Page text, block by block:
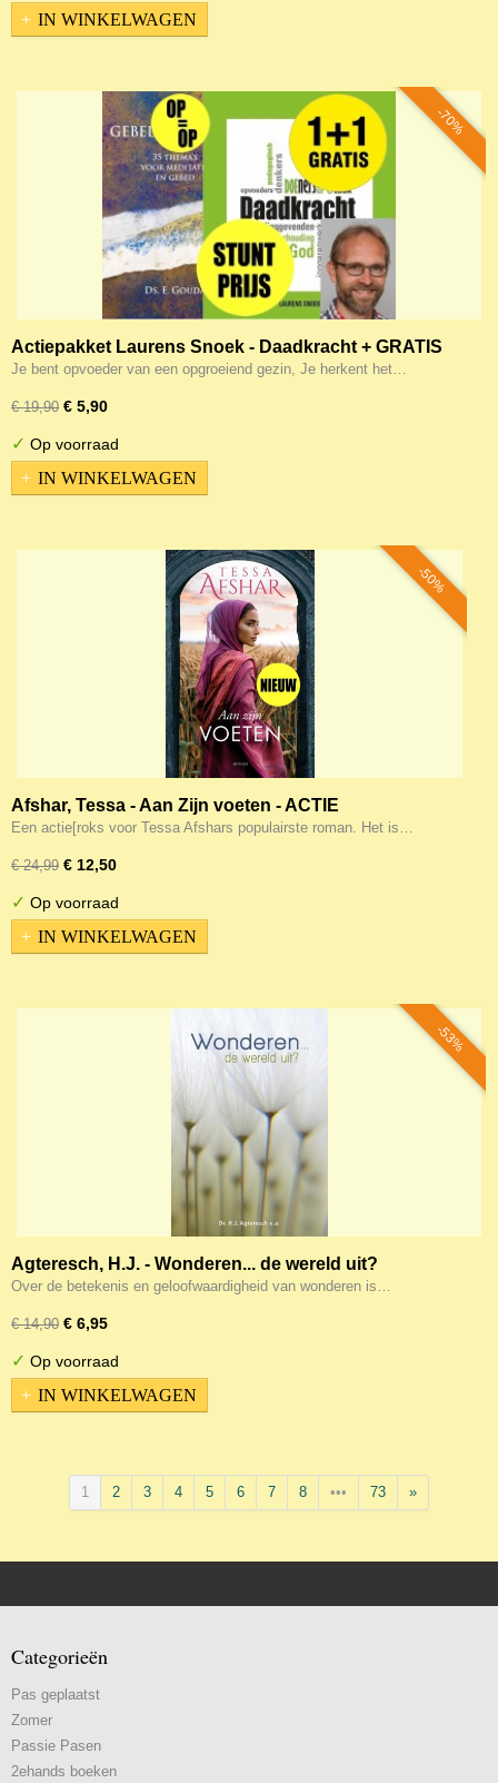
IN WINKELWAGEN
-70%
Actiepakket Laurens Snoek - Daadkracht + GRATIS
Meditatieboek
Je bent opvoeder van een opgroeiend gezin, Je herkent het…
€ 19,90 € 5,90
✓ Op voorraad
IN WINKELWAGEN
-50%
Afshar, Tessa - Aan Zijn voeten - ACTIE
Een actie[roks voor Tessa Afshars populairste roman. Het is…
€ 24,99 € 12,50
✓ Op voorraad
IN WINKELWAGEN
-53%
Agteresch, H.J. - Wonderen... de wereld uit?
Over de betekenis en geloofwaardigheid van wonderen is…
€ 14,90 € 6,95
✓ Op voorraad
IN WINKELWAGEN
1 2 3 4 5 6 7 8 ••• 73 »
Categorieën
Pas geplaatst
Zomer
Passie Pasen
2ehands boeken